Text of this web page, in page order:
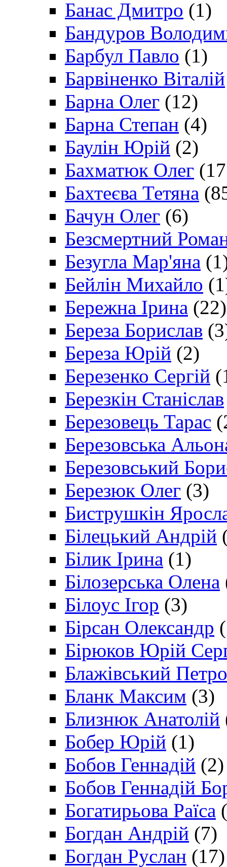
Банас Дмитро (1)
Бандуров
Барбул Павло (1)
Барвіненко Віталій
Барна Олег (12)
Барна Степан (4)
Баулін Юрій (2)
Бахматюк Олег
Бахтеєва Тетяна
Бачун Олег (6)
Безсмертний
Безугла Мар'яна
Бейлін Михайло
Бережна Ірина (22)
Береза Борислав
Береза Юрій (2)
Березенко Сергій
Березкін Станіслав
Березовець Тарас
Березовська
Березовський
Березюк Олег (3)
Биструшкін
Білецький Андрій
Білик Ірина (1)
Білозерська Олена
Білоус Ігор (3)
Бірсан Олександр
Бірюков Юрій
Блажівський Петро
Бланк Максим (3)
Близнюк Анатолій
Бобер Юрій (1)
Бобов Геннадій (2)
Бобов Геннадій
Богатирьова Раїса
Богдан Андрій (7)
Богдан Руслан (17)